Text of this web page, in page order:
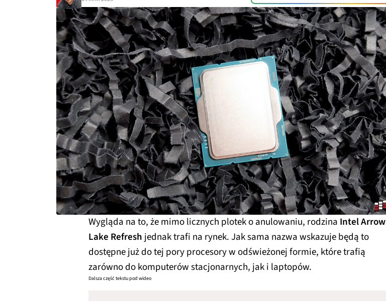
Wygląda na to, że mimo licznych plotek o anulowaniu, rodzina Intel Arrow
Lake Refresh jednak trafi na rynek. Jak sama nazwa wskazuje będą to
dostępne już do tej pory procesory w odświeżonej formie, które trafią
zarówno do komputerów stacjonarnych, jak i laptopów.
Dalsza część tekstu pod wideo